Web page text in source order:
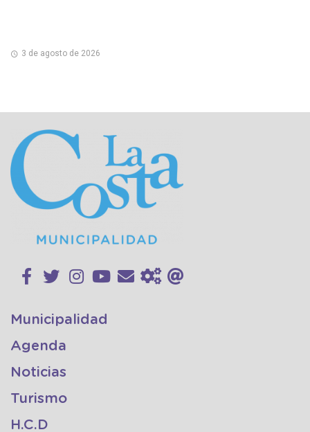
3 de agosto de 2026
Municipalidad
Agenda
Noticias
Turismo
H.C.D